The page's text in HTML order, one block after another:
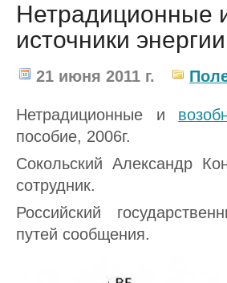
Нетрадиционные
источники
21 июня 2011 г.
Нетрадиционные и
пособие, 2006г.
Сокольский Александр
сотрудник.
Российский
путей сообщения.